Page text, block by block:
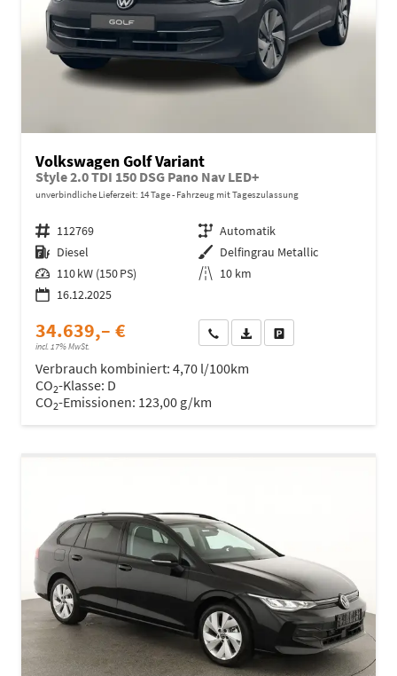
Volkswagen Golf Variant
Style 2.0 TDI 150 DSG Pano Nav LED+
unverbindliche Lieferzeit: 14 Tage Fahrzeug mit Tageszulassung
Fahrzeugnr. 112769 Getriebe Automatik
Kraftstoff Diesel Außenfarbe Delfingrau Metallic
Leistung 110 kW (150 PS) Kilometerstand 10 km
16.12.2025
34.639,– €
incl. 17% MwSt.
Wir rufen Sie anFahrzeugexposé (PDF)
Verbrauch kombiniert: 4,70 l/100km
CO2-Klasse: D
CO2-Emissionen: 123,00 g/km